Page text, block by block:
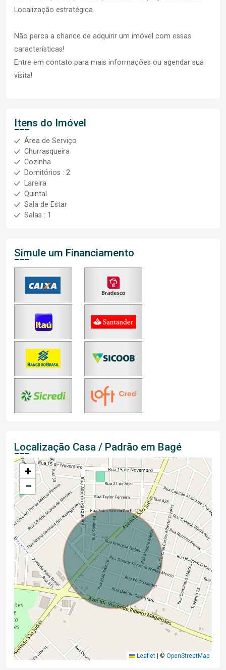
Localização estratégica.
Não perca a chance de adquirir um imóvel com essas
características!
Entre em contato para mais informações ou agendar sua
visita!
Itens do Imóvel
Área de Serviço
Churrasqueira
Cozinha
Domitórios : 2
Lareira
Quintal
Sala de Estar
Salas : 1
Simule um Financiamento
Localização Casa / Padrão em Bagé
+
−
Leaflet © OpenStreetMap